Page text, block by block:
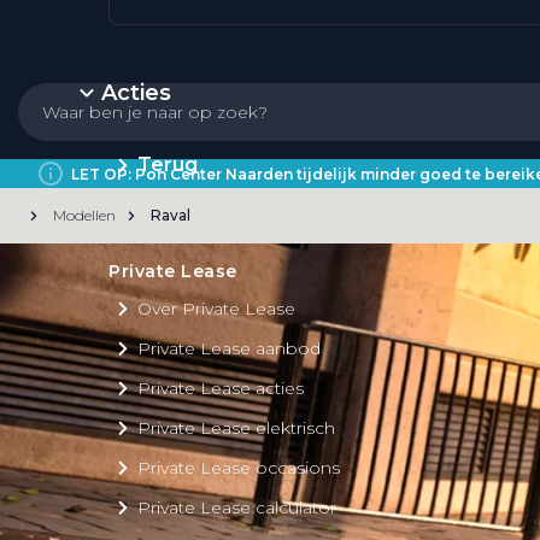
Acties
Terug
Private Lease
Over Private Lease
Private Lease aanbod
Private Lease acties
Private Lease elektrisch
Private Lease occasions
Private Lease calculator
LET OP: Pon Center Naarden tijdelijk minder goed te
Modellen Raval